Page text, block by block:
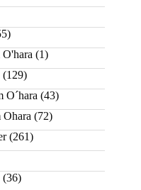
(1)
(129)
O´hara (43)
(72)
(261)
(36)